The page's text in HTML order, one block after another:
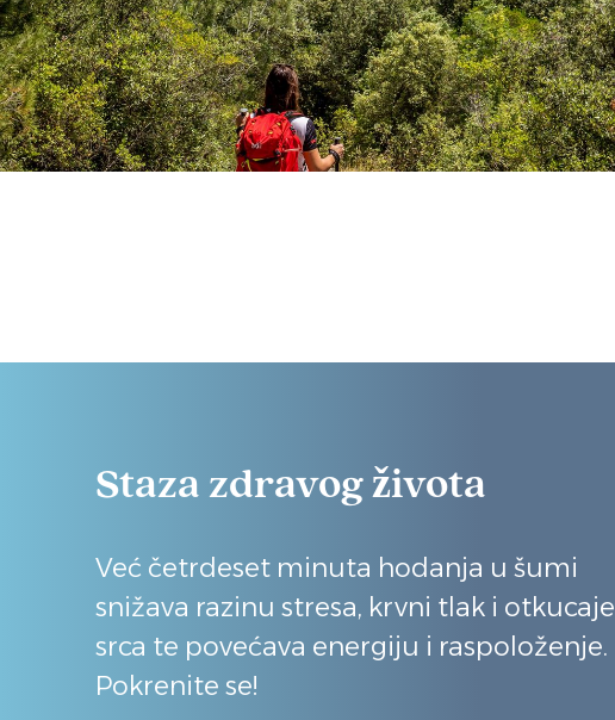
Staza zdravog života
Već četrdeset minuta hodanja u šumi
snižava razinu stresa, krvni tlak i otkucaje
srca te povećava energiju i raspoloženje.
Pokrenite se!